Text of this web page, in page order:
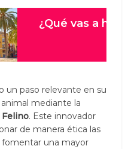
un paso relevante en su
mediante la
Felino. Este innovador
de manera ética las
fomentar una mayor